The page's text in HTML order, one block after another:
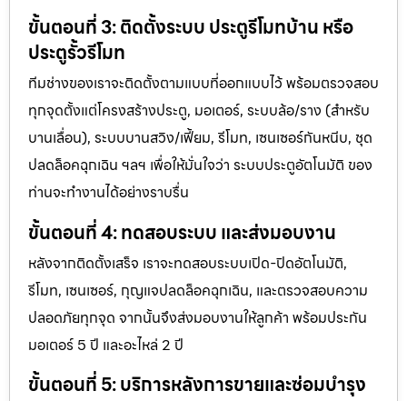
ขั้นตอนที่ 3: ติดตั้งระบบ ประตูรีโมทบ้าน หรือ
ประตูรั้วรีโมท
ทีมช่างของเราจะติดตั้งตามแบบที่ออกแบบไว้ พร้อมตรวจสอบ
ทุกจุดตั้งแต่โครงสร้างประตู, มอเตอร์, ระบบล้อ/ราง (สำหรับ
บานเลื่อน), ระบบบานสวิง/เฟี้ยม, รีโมท, เซนเซอร์กันหนีบ, ชุด
ปลดล็อคฉุกเฉิน ฯลฯ เพื่อให้มั่นใจว่า ระบบประตูอัตโนมัติ ของ
ท่านจะทำงานได้อย่างราบรื่น
ขั้นตอนที่ 4: ทดสอบระบบ และส่งมอบงาน
หลังจากติดตั้งเสร็จ เราจะทดสอบระบบเปิด-ปิดอัตโนมัติ,
รีโมท, เซนเซอร์, กุญแจปลดล็อคฉุกเฉิน, และตรวจสอบความ
ปลอดภัยทุกจุด จากนั้นจึงส่งมอบงานให้ลูกค้า พร้อมประกัน
มอเตอร์ 5 ปี และอะไหล่ 2 ปี
ขั้นตอนที่ 5: บริการหลังการขายและซ่อมบำรุง